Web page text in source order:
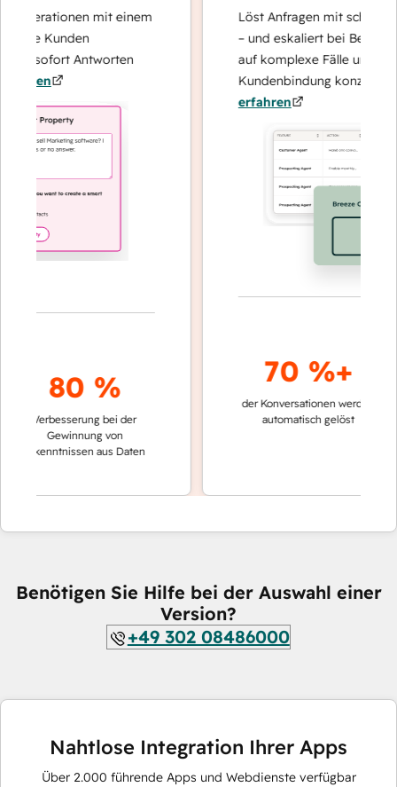
mit einem
Kunden
sofort Antworten
80 %
Verbesserung bei der
Gewinnung von
Erkenntnissen aus Daten
Löst Anfragen mit schnellen,
– und eskaliert bei Bedarf,
auf komplexe Fälle und den
Kundenbindung konzentrieren
erfahren
70 %+
der Konversationen werden
automatisch gelöst
Benötigen Sie Hilfe bei der Auswahl einer
Version?
+49 302 08486000
Nahtlose Integration Ihrer Apps
Über 2.000 führende Apps und Webdienste verfügbar